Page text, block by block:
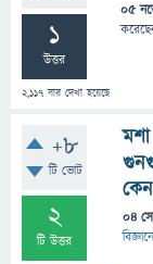
1
উত্তর
2,117 বার দেখা হয়েছে
05
+8
টি ভোট
2
টি উত্তর
04